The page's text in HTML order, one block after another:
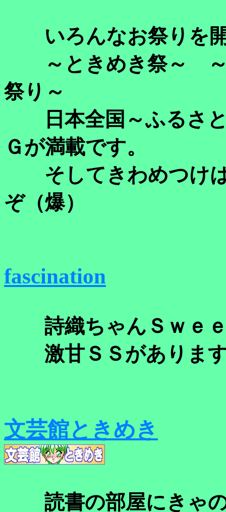
いろんなお祭りを開
～ときめき祭～ ～
祭り～
日本全国～ふるさ
Ｇが満載です。
そしてきわめつけ
ぞ（爆）
fascination
詩織ちゃんＳｗｅｅ
激甘ＳＳがありま
文芸館ときめき
読書の部屋にきゃの